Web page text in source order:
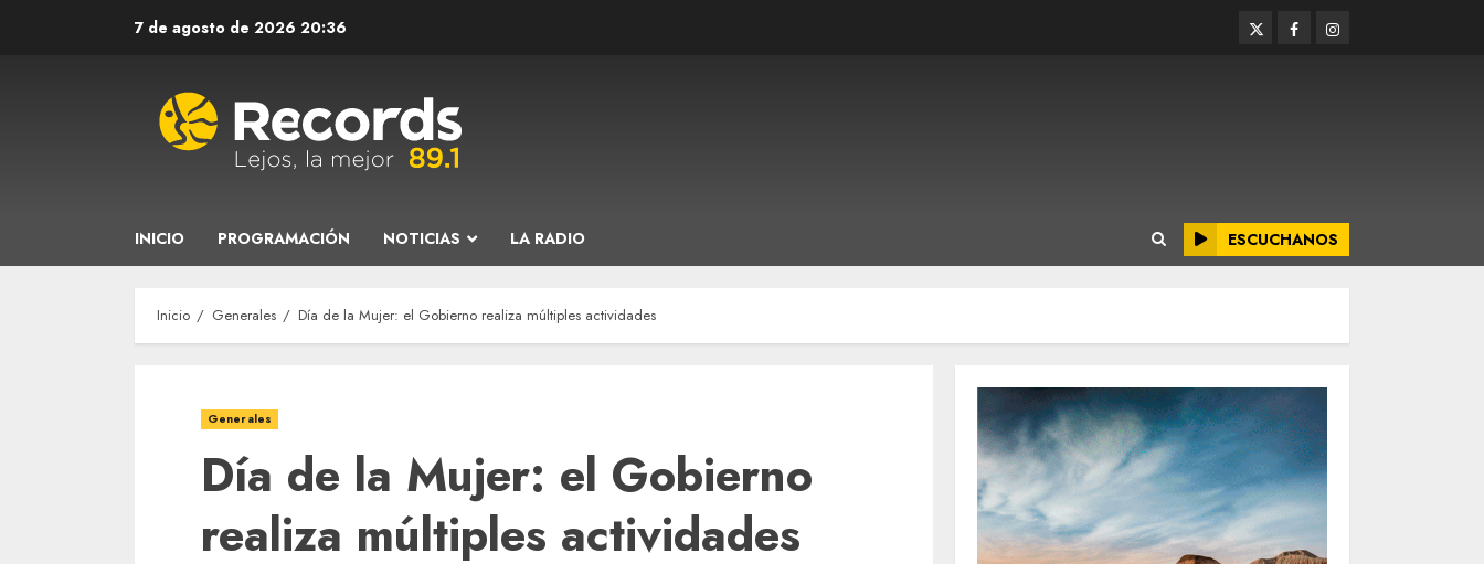
7 de agosto de 2026 20:36 TwitterFacebookInstagram
INICIO PROGRAMACIÓN NOTICIAS LA RADIO ESCUCHANOS
Inicio Generales Día de la Mujer: el Gobierno realiza múltiples actividades
Generales
Día de la Mujer: el Gobierno
realiza múltiples actividades